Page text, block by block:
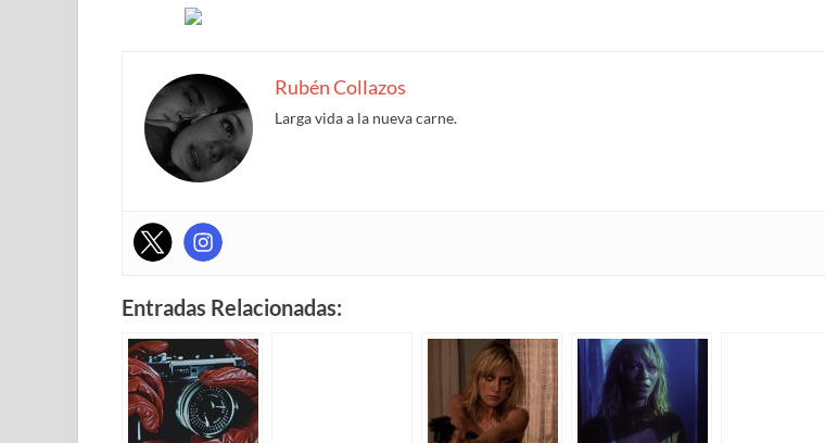
Rubén Collazos
Larga vida a la nueva carne.
Entradas Relacionadas: